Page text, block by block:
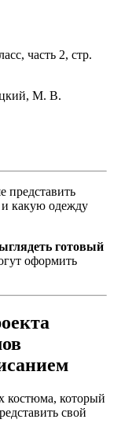
часть 2, стр.
М. В.
представить
и какую одежду
готовый
оформить
костюма, который
свой